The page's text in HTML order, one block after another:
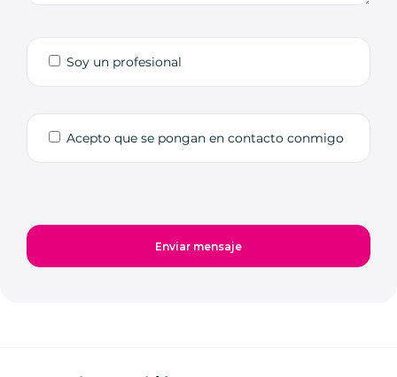
Soy un profesional
Acepto que se pongan en contacto conmigo